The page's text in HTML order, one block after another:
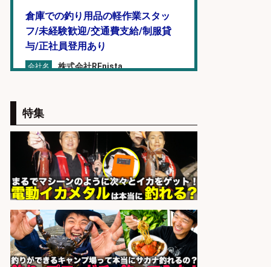
倉庫での釣り用品の軽作業スタッ
フ/未経験歓迎/交通費支給/制服貸
与/正社員登用あり
会社名 株式会社REnista
和食, 日本料理・懐石料理/店長・店
長候補/ライブ感が満載!魚の価値を
上げ、食とエンタメで地域を元気に!
店長候補募集
会社名
魚と肴 いとおかし 魚と肴 いとお
かし
sponsored by 求人ボックス
釣り具のかんたん軽作業/高収入/交
通費支給/制服貸与/正社員登用あり
特集